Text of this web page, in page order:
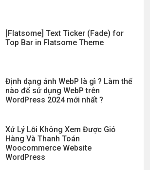
[Flatsome] Text Ticker (Fade) for
Top Bar in Flatsome Theme
Định dạng ảnh WebP là gì ? Làm thế
nào để sử dụng WebP trên
WordPress 2024 mới nhất ?
Xử Lý Lỗi Không Xem Được Giỏ
Hàng Và Thanh Toán
Woocommerce Website
WordPress